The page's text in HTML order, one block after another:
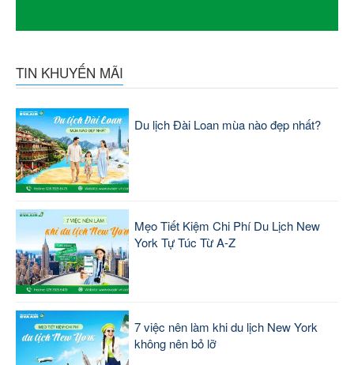
TIN KHUYẾN MÃI
Du lịch Đài Loan mùa nào đẹp nhất?
Mẹo Tiết Kiệm Chi Phí Du Lịch New
York Tự Túc Từ A-Z
7 việc nên làm khi du lịch New York
không nên bỏ lỡ